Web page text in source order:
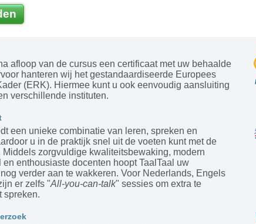
afloop van de cursus een certificaat met uw behaalde
hanteren wij het gestandaardiseerde Europees
(ERK). Hiermee kunt u ook eenvoudig aansluiting
verschillende instituten.
een unieke combinatie van leren, spreken en
u in de praktijk snel uit de voeten kunt met de
Middels zorgvuldige kwaliteitsbewaking, modern
en enthousiaste docenten hoopt TaalTaal uw
verder aan te wakkeren. Voor Nederlands, Engels
er zelfs "All-you-can-talk" sessies om extra te
spreken.